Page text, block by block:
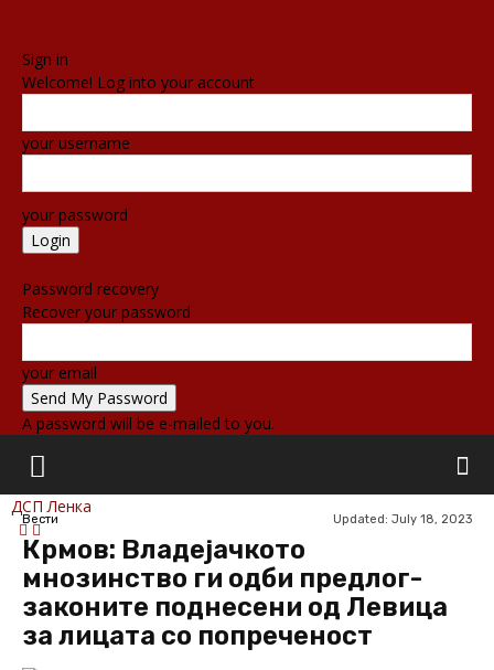
Sign in
Welcome! Log into your account
your username
your password
Password recovery
Recover your password
your email
A password will be e-mailed to you.
ДСП Ленка
Вести Updated: July 18, 2023
Крмов: Владејачкото
мнозинство ги одби предлог-
законите поднесени од Левица
за лицата со попреченост